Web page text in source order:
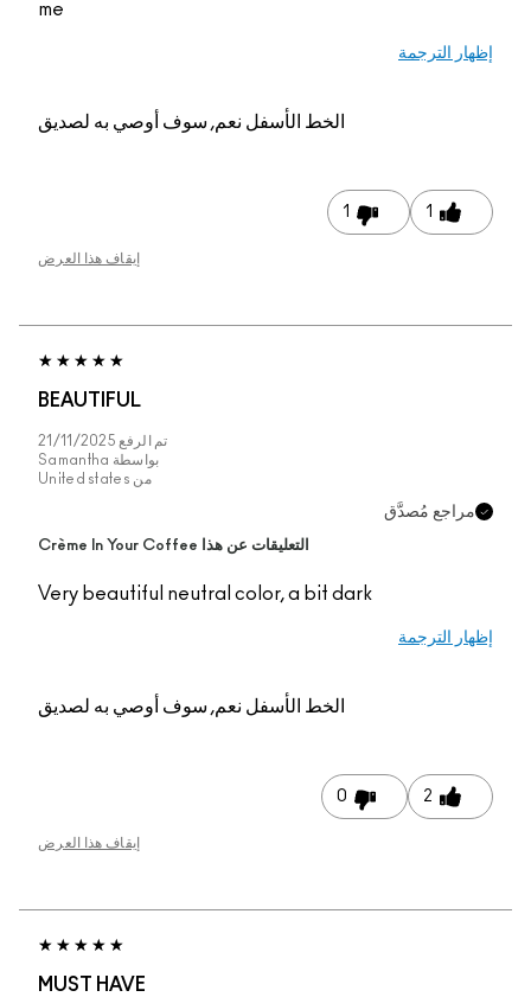
me
إظهار الترجمة
الخط الأسفلنعم, سوف أوصي به لصديق
1
1
إيقاف هذا العرض
BEAUTIFUL
تم الرفع 21/11/2025
بواسطة Samantha
من United states
مراجع مُصدَّق
التعليقات عن هذا Crème In Your Coffee
Very beautiful neutral color, a bit dark
إظهار الترجمة
الخط الأسفلنعم, سوف أوصي به لصديق
2
0
إيقاف هذا العرض
MUST HAVE